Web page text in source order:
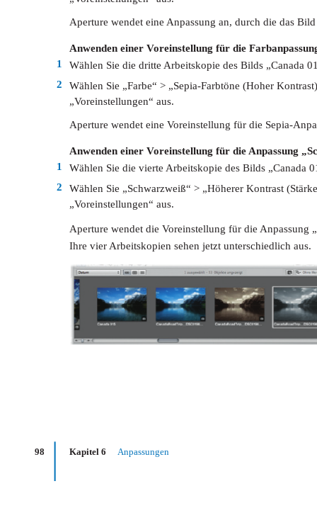
98 Kapitel 6 Anpassungen
Aperture wendet eine Anpassung an, durch die das
Anwenden einer Voreinstellung für die
Wählen Sie die dritte Arbeitskopie des Bilds „Canada
1
Wählen Sie „Farbe“ > „Sepia-Farbtöne (Hoher
2
„Voreinstellungen“ aus.
Aperture wendet eine Voreinstellung für die Sepia-
Anwenden einer Voreinstellung für die Anpassung
Wählen Sie die vierte Arbeitskopie des Bilds „Canada
1
Wählen Sie „Schwarzweiß“ > „Höherer Kontrast
2
„Voreinstellungen“ aus.
Aperture wendet die Voreinstellung für die Anpassung
Ihre vier Arbeitskopien sehen jetzt unterschiedlich aus.